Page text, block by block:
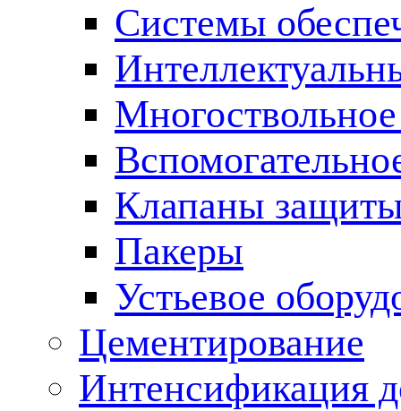
Cистемы
Клапаны
Пакеры
Устьевое
Цементирование
Интенсификация